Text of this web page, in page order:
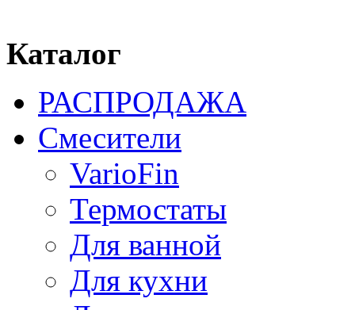
Каталог
РАСПРОДАЖА
Смесители
VarioFin
Термостаты
Для ванной
Для кухни